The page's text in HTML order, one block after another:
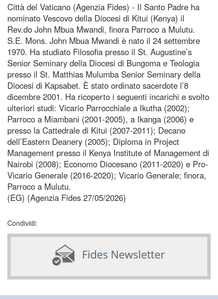
Città del Vaticano (Agenzia Fides) - Il Santo Padre ha
nominato Vescovo della Diocesi di Kitui (Kenya) il
Rev.do John Mbua Mwandi, finora Parroco a Mulutu.
S.E. Mons. John Mbua Mwandi è nato il 24 settembre
1970. Ha studiato Filosofia presso il St. Augustine’s
Senior Seminary della Diocesi di Bungoma e Teologia
presso il St. Matthias Mulumba Senior Seminary della
Diocesi di Kapsabet. È stato ordinato sacerdote l’8
dicembre 2001. Ha ricoperto i seguenti incarichi e svolto
ulteriori studi: Vicario Parrocchiale a Ikutha (2002);
Parroco a Miambani (2001-2005), a Ikanga (2006) e
presso la Cattedrale di Kitui (2007-2011); Decano
dell’Eastern Deanery (2005); Diploma in Project
Management presso il Kenya Institute of Management di
Nairobi (2008); Economo Diocesano (2011-2020) e Pro-
Vicario Generale (2016-2020); Vicario Generale; finora,
Parroco a Mulutu.
(EG) (Agenzia Fides 27/05/2026)
Condividi: